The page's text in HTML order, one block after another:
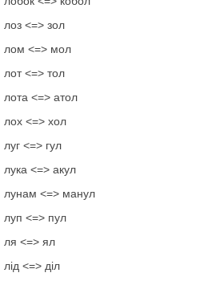
лоз <=> зол
лом <=> мол
лот <=> тол
лота <=> атол
лох <=> хол
луг <=> гул
лука <=> акул
лунам <=> манул
луп <=> пул
ля <=> ял
лід <=> діл